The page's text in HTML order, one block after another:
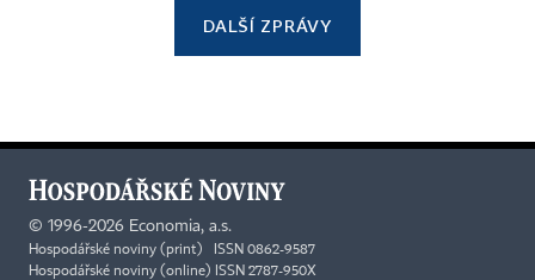
DALŠÍ ZPRÁVY
© 1996-2026 Economia, a.s.
Hospodářské noviny (print) ISSN 0862-9587
Hospodářské noviny (online) ISSN 2787-950X